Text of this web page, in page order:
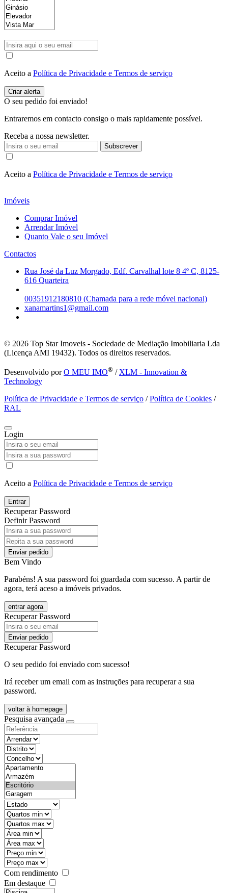
Aceito a Política de Privacidade e Termos de serviço
O seu pedido foi enviado!
Entraremos em contacto consigo o mais rapidamente possível.
Receba a nossa newsletter.
Subscrever
Aceito a Política de Privacidade e Termos de serviço
Imóveis
Comprar Imóvel
Arrendar Imóvel
Quanto Vale o seu Imóvel
Contactos
Rua José da Luz Morgado, Edf. Carvalhal lote 8 4º C, 8125-
616 Quarteira
00351912180810 (Chamada para a rede móvel nacional)
xanamartins1@gmail.com
© 2026 Top Star Imoveis - Sociedade de Mediação Imobiliaria Lda
(Licença AMI 19432). Todos os direitos reservados.
Desenvolvido porO MEU IMO® / XLM - Innovation &
Technology
Política de Privacidade e Termos de serviço /Política de Cookies /
RAL
Login
Aceito a Política de Privacidade e Termos de serviço
Entrar
Recuperar Password
Definir Password
Enviar pedido
Bem Vindo
Parabéns! A sua password foi guardada com sucesso. A partir de
agora, terá aceso a imóveis privados.
entrar agora
Recuperar Password
Enviar pedido
Recuperar Password
O seu pedido foi enviado com sucesso!
Irá receber um email com as instruções para recuperar a sua
password.
voltar à homepage
Pesquisa avançada
objective
districtId
countyId
types
state
mintypo
maxtypo
minarea
maxarea
minprice
maxprice
Com rendimento
Em destaque